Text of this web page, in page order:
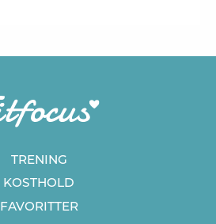
TRENING
KOSTHOLD
FAVORITTER